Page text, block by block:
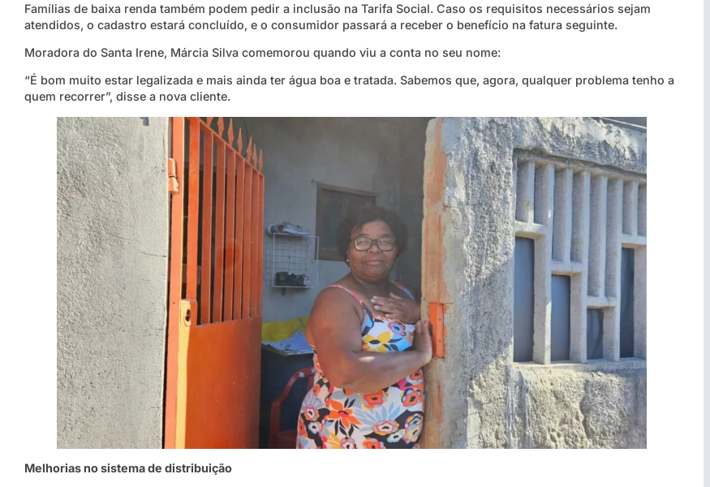
Famílias de baixa renda também podem pedir a inclusão na Tarifa Social. Caso os requisitos necessários sejam
atendidos, o cadastro estará concluído, e o consumidor passará a receber o benefício na fatura seguinte.
Moradora do Santa Irene, Márcia Silva comemorou quando viu a conta no seu nome:
“É bom muito estar legalizada e mais ainda ter água boa e tratada. Sabemos que, agora, qualquer problema tenho a
quem recorrer”, disse a nova cliente.
Melhorias no sistema de distribuição